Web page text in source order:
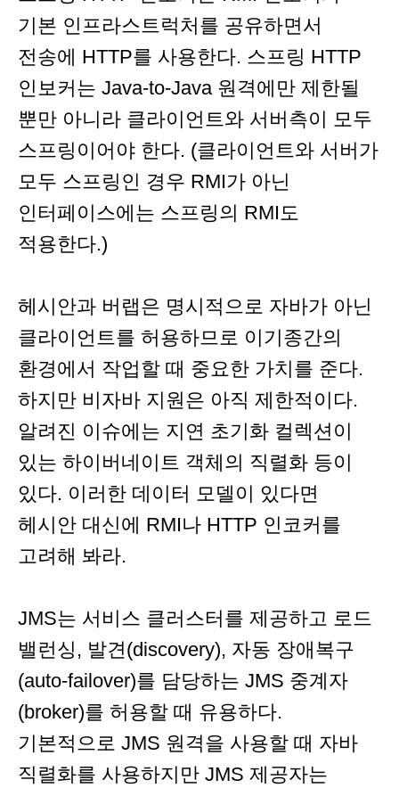
기본 인프라스트럭처를 공유하면서
전송에 HTTP를 사용한다. 스프링 HTTP
인보커는 Java-to-Java 원격에만 제한될
뿐만 아니라 클라이언트와 서버측이 모두
스프링이어야 한다. (클라이언트와 서버가
모두 스프링인 경우 RMI가 아닌
인터페이스에는 스프링의 RMI도
적용한다.)
헤시안과 버랩은 명시적으로 자바가 아닌
클라이언트를 허용하므로 이기종간의
환경에서 작업할 때 중요한 가치를 준다.
하지만 비자바 지원은 아직 제한적이다.
알려진 이슈에는 지연 초기화 컬렉션이
있는 하이버네이트 객체의 직렬화 등이
있다. 이러한 데이터 모델이 있다면
헤시안 대신에 RMI나 HTTP 인코커를
고려해 봐라.
JMS는 서비스 클러스터를 제공하고 로드
밸런싱, 발견(discovery), 자동 장애복구
(auto-failover)를 담당하는 JMS 중계자
(broker)를 허용할 때 유용하다.
기본적으로 JMS 원격을 사용할 때 자바
직렬화를 사용하지만 JMS 제공자는